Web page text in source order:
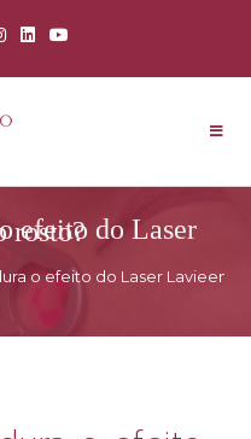
Lavieen no rosto?
o efeito do Laser Lavieen